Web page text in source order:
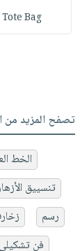
Bag
تصفح المزيد من
الخط
تنسييق
رسم
فن تشكيلي